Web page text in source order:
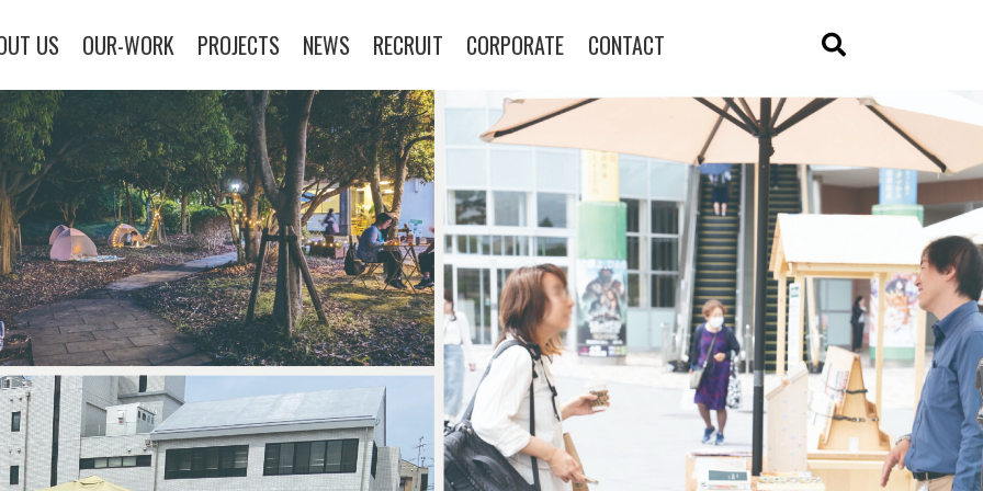
US OUR-WORK PROJECTS NEWS RECRUIT CORPORATE CONTACT